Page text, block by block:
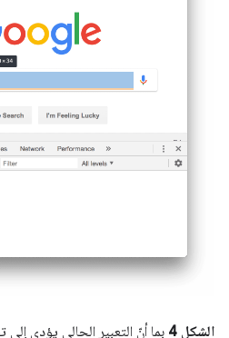
الشكل 4 بما أنّ التعبير الحالي يؤدي